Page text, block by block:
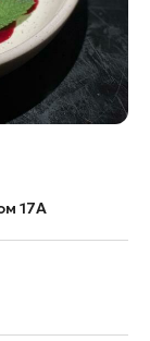
17А